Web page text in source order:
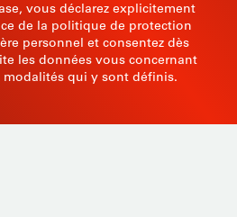
vous déclarez explicitement
de la politique de protection
personnel et consentez dès
les données vous concernant
qui y sont définis.